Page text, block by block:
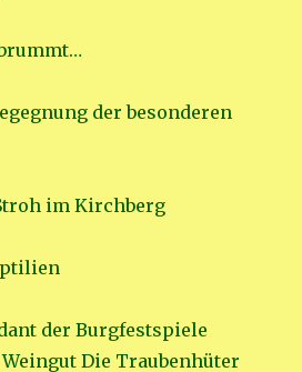
der besonderen
im Kirchberg
der Burgfestspiele
Die Traubenhüter